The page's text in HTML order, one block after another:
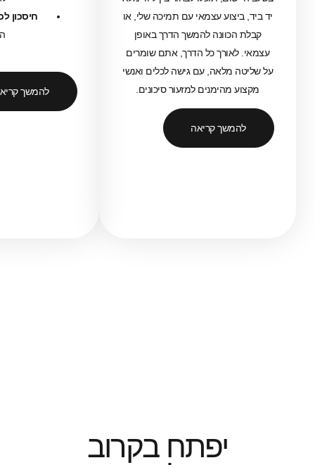
עצמאי עם תמיכה שלי, או
להמשך הדרך באופן
כל הדרך, אתם שומרים
מלאה, עם גישה לכלים ואנשי
למזעור סיכונים.
קריאה
חיסכון לכל ילד : אפשרויות
להמשך קריאה
יפתח בקרוב